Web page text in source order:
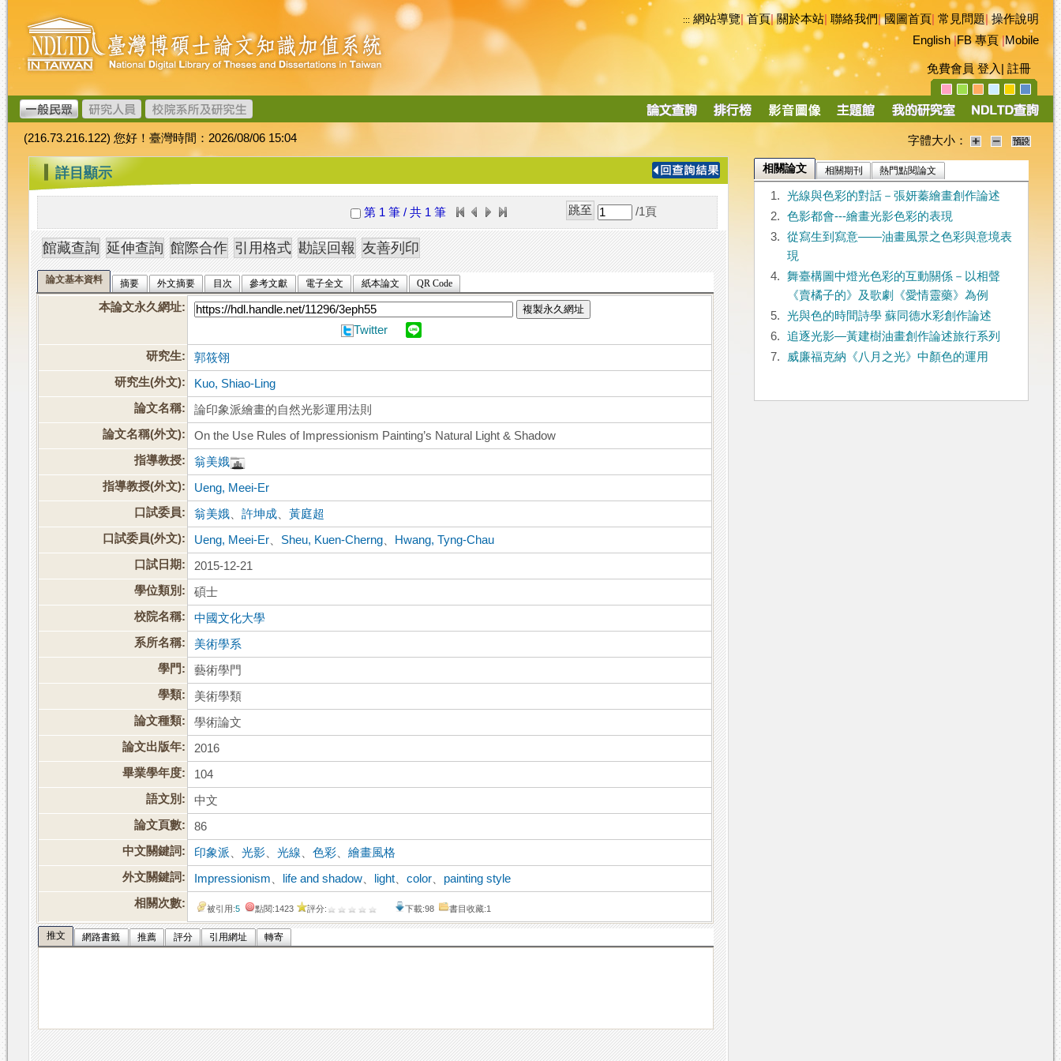
跳
到
主
要
內
容
臺
灣
博
碩
士
論
文
加
值
系
統
::: 網站導覽|首頁|關於本站 聯絡我們|國圖首頁 常見問題|操作說明
English|FB 專頁|Mobile
免費會員 登入 註冊
導
(216.73.216.122) 您好！臺灣時間：2026/08/06 15:04 字體大小：
::: 詳目顯示
第 1 筆 / 共 1 筆 /1 頁
論文基本資料 摘要 外文摘要 目次 參考文獻 電子全文 紙本論文 QR Code
本論文永久網址: 複製永久網址
Twitter
研究生:
郭筱翎
研究生(外文):
Kuo, Shiao-Ling
論文名稱:
論印象派繪畫的自然光影運用法則
論文名稱(外文):
On the Use Rules of Impressionism Painting’s Natural Light & Shadow
指導教授:
翁美娥
指導教授(外文):
Ueng, Meei-Er
口試委員:
翁美娥 、許坤成 、黃庭超
口試委員(外文):
Ueng, Meei-Er Sheu, Kuen-Cherng
Hwang, Tyng-Chau
口試日期:
2015-12-21
學位類別:
碩士
校院名稱:
中國文化大學
系所名稱:
美術學系
學門:
藝術學門
學類:
美術學類
論文種類:
學術論文
論文出版年:
2016
畢業學年度:
104
語文別:
中文
論文頁數:
86
中文關鍵詞:
印象派 、光影 、光線 、色彩 、繪畫風格
外文關鍵詞:
Impressionism life and shadow light 、color
painting style
相關次數:
被引用:5 點閱:1423 評分: 下載:98 書目收藏:1
推文 網路書籤 推薦 評分 引用網址 轉寄
相關論文 相關期刊 熱門點閱論文
1.
光線與色彩的對話－張妍蓁繪畫創作論述
2.
色影都會---繪畫光影色彩的表現
3.
從寫生到寫意――油畫風景之色彩與意境表
現
4.
舞臺構圖中燈光色彩的互動關係－以相聲
《賣橘子的》及歌劇《愛情靈藥》為例
5.
光與色的時間詩學 蘇同德水彩創作論述
6.
追逐光影—黃建樹油畫創作論述旅行系列
7.
威廉福克納《八月之光》中顏色的運用